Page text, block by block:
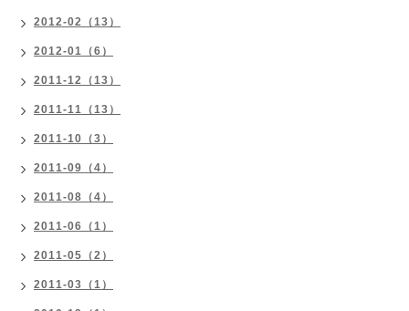
2012-02（13）
2012-01（6）
2011-12（13）
2011-11（13）
2011-10（3）
2011-09（4）
2011-08（4）
2011-06（1）
2011-05（2）
2011-03（1）